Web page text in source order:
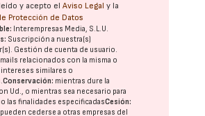
y acepto elAviso Legal y la
Protección de Datos
Interempresas Media, S.L.U.
Suscripción a nuestra(s)
Gestión de cuenta de usuario.
relacionados con la misma o
intereses similares o
Conservación: mientras dure la
Ud., o mientras sea necesario para
las finalidades especificadasCesión:
cederse a otras empresas del